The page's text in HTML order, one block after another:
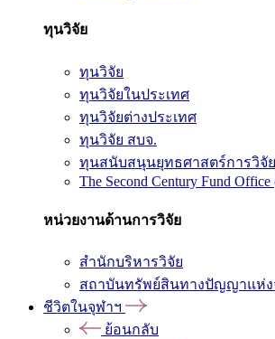
ทุนวิจัย
ทุนวิจัย
ทุนวิจัยในประเทศ
ทุนวิจัยต่างประเทศ
ทุนวิจัย สบจ.
ทุนสนับสนุนยุทธศาสตร์การวิจัย
The Second Century Fund Office
หน่วยงานด้านการวิจัย
สำนักบริหารวิจัย
สถาบันทรัพย์สินทางปัญญาแห่ง
ชีวิตในจุฬาฯ
ย้อนกลับ